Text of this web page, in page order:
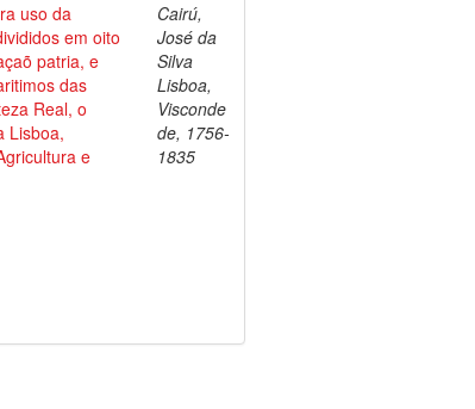
uso da
em oito
patria, e
das
Real, o
Lisboa,
e
Cairú,
José da
Silva
Lisboa,
Visconde
de, 1756-
1835